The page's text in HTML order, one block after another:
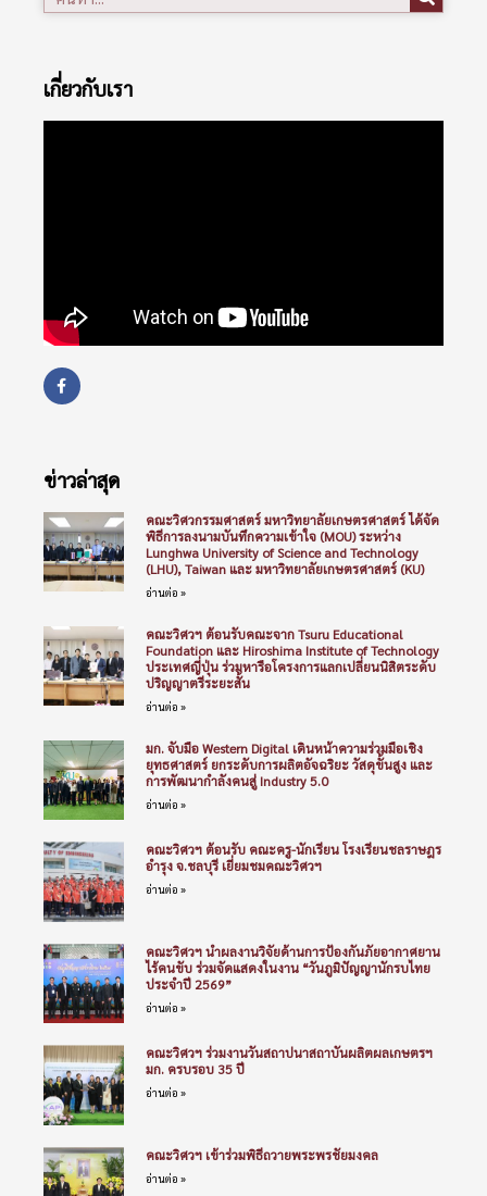
เกี่ยวกับเรา
ข่าวล่าสุด
คณะวิศวกรรมศาสตร์ มหาวิทยาลัยเกษตรศาสตร์ ได้จัด
พิธีการลงนามบันทึกความเข้าใจ (MOU) ระหว่าง
Lunghwa University of Science and Technology
(LHU), Taiwan และ มหาวิทยาลัยเกษตรศาสตร์ (KU)
อ่านต่อ »
คณะวิศวฯ ต้อนรับคณะจาก Tsuru Educational
Foundation และ Hiroshima Institute of Technology
ประเทศญี่ปุ่น ร่วมหารือโครงการแลกเปลี่ยนนิสิตระดับ
ปริญญาตรีระยะสั้น
อ่านต่อ »
มก. จับมือ Western Digital เดินหน้าความร่วมมือเชิง
ยุทธศาสตร์ ยกระดับการผลิตอัจฉริยะ วัสดุขั้นสูง และ
การพัฒนากำลังคนสู่ Industry 5.0
อ่านต่อ »
คณะวิศวฯ ต้อนรับ คณะครู-นักเรียน โรงเรียนชลราษฎร
อำรุง จ.ชลบุรี เยี่ยมชมคณะวิศวฯ
อ่านต่อ »
คณะวิศวฯ นำผลงานวิจัยด้านการป้องกันภัยอากาศยาน
ไร้คนขับ ร่วมจัดแสดงในงาน “วันภูมิปัญญานักรบไทย
ประจำปี 2569”
อ่านต่อ »
คณะวิศวฯ ร่วมงานวันสถาปนาสถาบันผลิตผลเกษตรฯ
มก. ครบรอบ 35 ปี
อ่านต่อ »
คณะวิศวฯ เข้าร่วมพิธีถวายพระพรชัยมงคล
อ่านต่อ »